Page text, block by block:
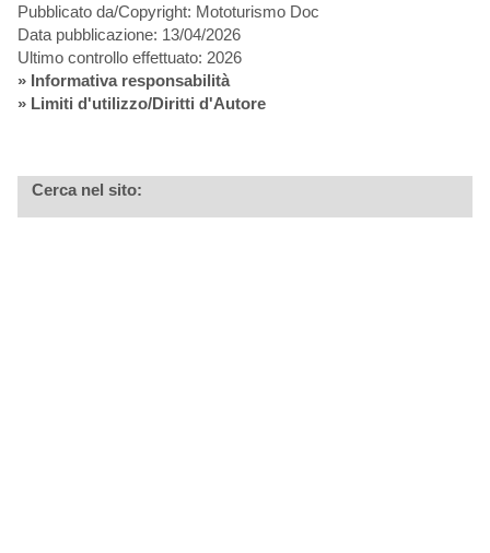
Pubblicato da/Copyright: Mototurismo Doc
Data pubblicazione: 13/04/2026
Ultimo controllo effettuato: 2026
» Informativa responsabilità
» Limiti d'utilizzo/Diritti d'Autore
Cerca nel sito: